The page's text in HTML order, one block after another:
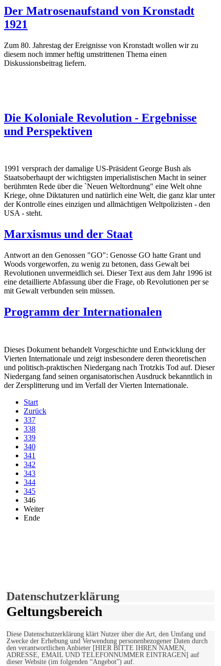
Der Matrosenaufstand von Kronstadt
1921
Zum 80. Jahrestag der Ereignisse von Kronstadt wollen wir zu
diesem noch immer heftig umstrittenen Thema einen
Diskussionsbeitrag liefern.
Die Koloniale Revolution - Ergebnisse
und Perspektiven
1991 versprach der damalige US-Präsident George Bush als
Staatsoberhaupt der wichtigsten imperialistischen Macht in seiner
berühmten Rede über die `Neuen Weltordnung" eine Welt ohne
Kriege, ohne Diktaturen und natürlich eine Welt, die ganz klar unter
der Kontrolle eines einzigen und allmächtigen Weltpolizisten - den
USA - steht.
Marxismus und der Staat
Antwort an den Genossen "GO": Genosse GO hatte Grant und
Woods vorgeworfen, zu wenig zu betonen, dass Gewalt bei
Revolutionen unvermeidlich sei. Dieser Text aus dem Jahr 1996 ist
eine detaillierte Abfassung über die Frage, ob Revolutionen per se
mit Gewalt verbunden sein müssen.
Programm der Internationalen
Dieses Dokument behandelt Vorgeschichte und Entwicklung der
Vierten Internationale und zeigt insbesondere deren theoretischen
und politisch-praktischen Niedergang nach Trotzkis Tod auf. Dieser
Niedergang fand seinen organisatorischen Ausdruck bekanntlich in
der Zersplitterung und im Verfall der Vierten Internationale.
Start
Zurück
337
338
339
340
341
342
343
344
345
346
Weiter
Ende
Datenschutzerklärung
Geltungsbereich
Diese Datenschutzerklärung klärt Nutzer über die Art, den Umfang und
Zwecke der Erhebung und Verwendung personenbezogener Daten durch
den verantwortlichen Anbieter [HIER BITTE IHREN NAMEN,
ADRESSE, EMAIL UND TELEFONNUMMER EINTRAGEN] auf
dieser Website (im folgenden “Angebot”) auf.